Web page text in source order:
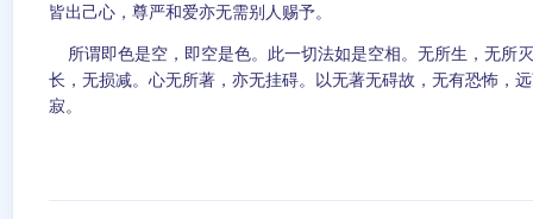
皆出己心，尊严和爱亦无需别人赐予。
所谓即色是空，即空是色。此一切法如是空相。无所生，无所
长，无损减。心无所著，亦无挂碍。以无著无碍故，无有恐怖，
寂。